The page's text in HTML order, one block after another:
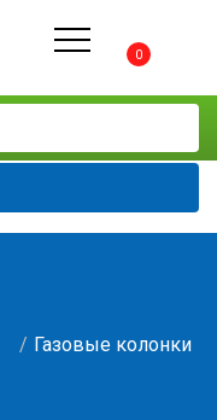
0
Газовые колонки